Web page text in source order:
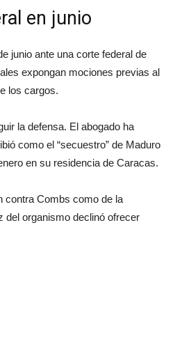
en junio
junio ante una corte federal de
expongan mociones previas al
los cargos.
la defensa. El abogado ha
como el “secuestro” de Maduro
en su residencia de Caracas.
contra Combs como de la
del organismo declinó ofrecer